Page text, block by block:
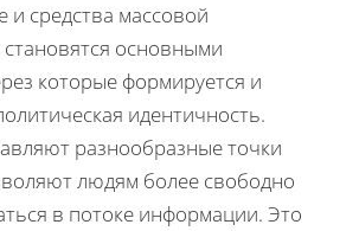
и средства массовой
основными
которые формируется и
идентичность.
разнообразные точки
людям более свободно
в потоке информации. Это